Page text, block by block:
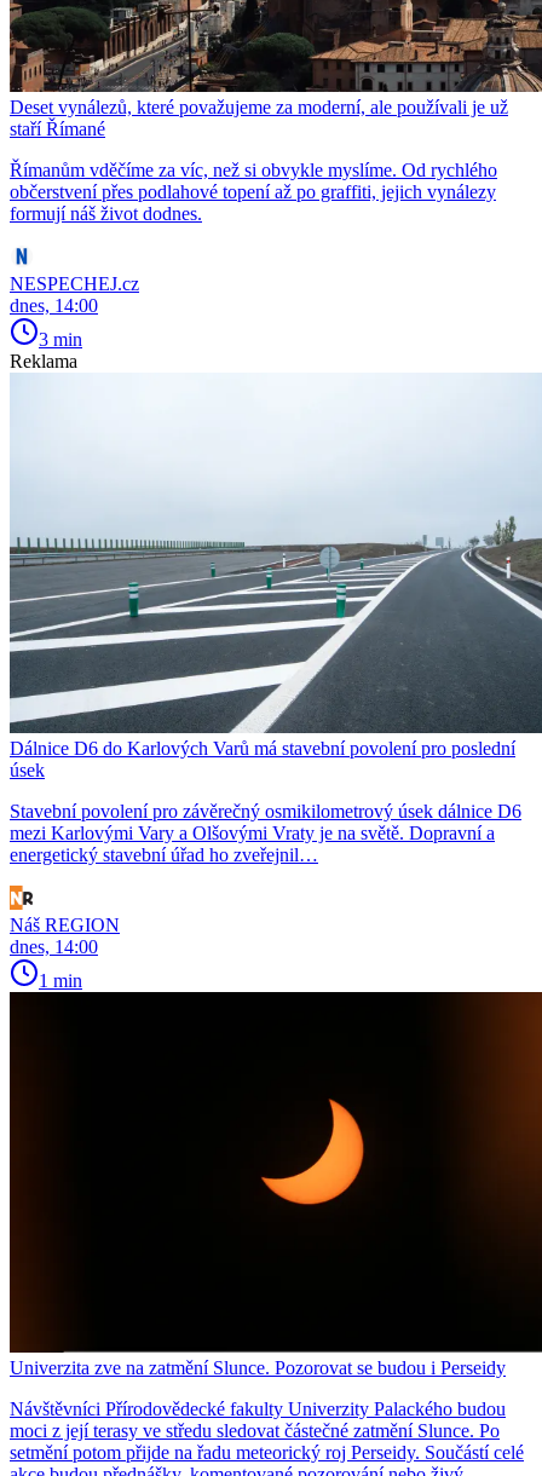
Deset vynálezů, které považujeme za moderní, ale používali je už
staří Římané
Římanům vděčíme za víc, než si obvykle myslíme. Od rychlého
občerstvení přes podlahové topení až po graffiti, jejich vynálezy
formují náš život dodnes.
NESPECHEJ.cz
dnes, 14:00
3 min
Reklama
Dálnice D6 do Karlových Varů má stavební povolení pro poslední
úsek
Stavební povolení pro závěrečný osmikilometrový úsek dálnice D6
mezi Karlovými Vary a Olšovými Vraty je na světě. Dopravní a
energetický stavební úřad ho zveřejnil…
Náš REGION
dnes, 14:00
1 min
Univerzita zve na zatmění Slunce. Pozorovat se budou i Perseidy
Návštěvníci Přírodovědecké fakulty Univerzity Palackého budou
moci z její terasy ve středu sledovat částečné zatmění Slunce. Po
setmění potom přijde na řadu meteorický roj Perseidy. Součástí celé